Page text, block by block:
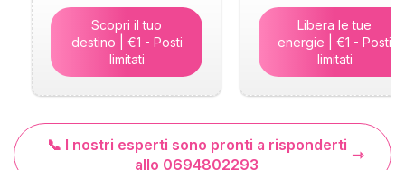
Scopri il tuo
destino | €1 - Posti
limitati
Libera le tue
energie | €1 - Posti
limitati
📞 I nostri esperti sono pronti a risponderti
allo 0694802293